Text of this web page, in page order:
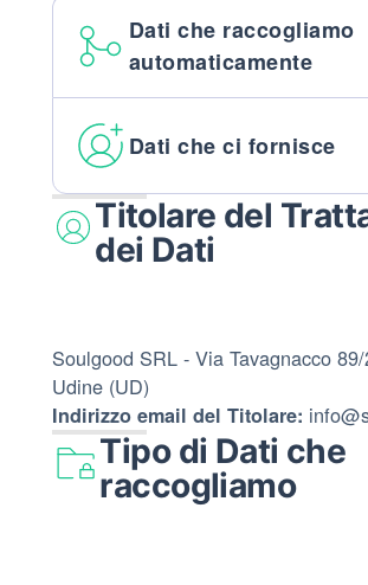
Dati che raccogliamo
automaticamente
Dati che ci fornisce
Titolare del
dei Dati
Soulgood SRL - Via Tavagnacco
Udine (UD)
Indirizzo email del Titolare:
Tipo di Dati che
raccogliamo